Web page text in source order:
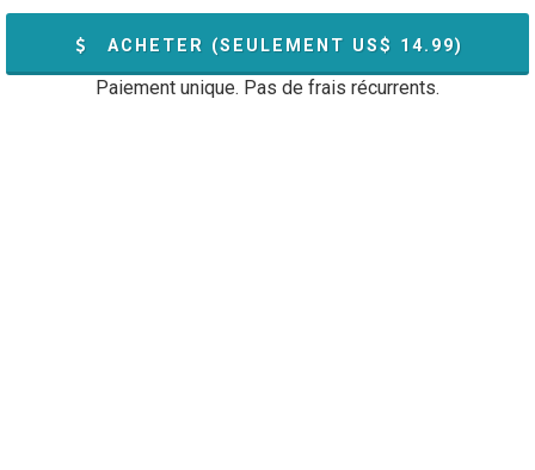
ACHETER (SEULEMENT US$ 14.99)
Paiement unique. Pas de frais récurrents.